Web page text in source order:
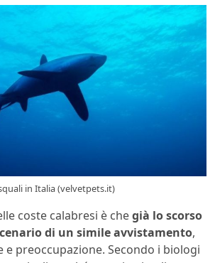
in Italia (velvetpets.it)
coste calabresi è chegià lo scorso
di un simile avvistamento,
e preoccupazione. Secondo i biologi